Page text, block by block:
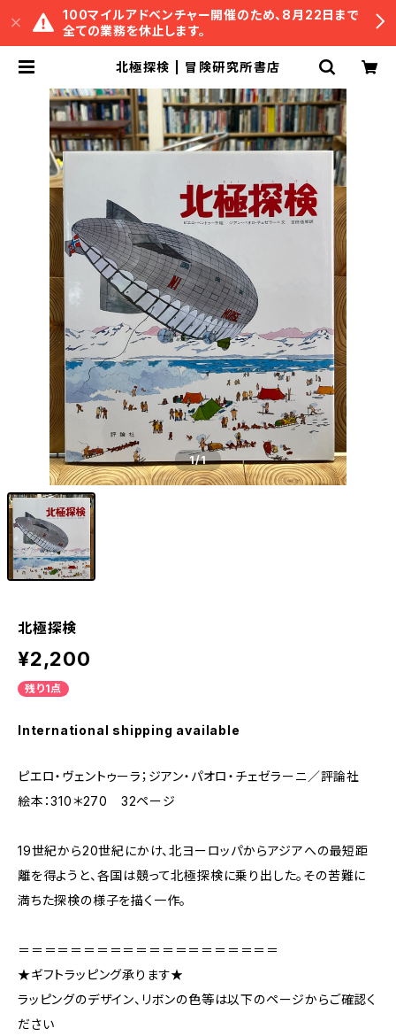
100マイルアドベンチャー開催のため、8月22日まで
全ての業務を休止します。
北極探検 | 冒険研究所書店
1/1
北極探検
¥2,200
残り1点
International shipping available
ピエロ・ヴェントゥーラ；ジアン・パオロ・チェゼラーニ／評論社
絵本：310＊270 32ページ
19世紀から20世紀にかけ、北ヨーロッパからアジアへの最短距
離を得ようと、各国は競って北極探検に乗り出した。その苦難に
満ちた探検の様子を描く一作。
＝＝＝＝＝＝＝＝＝＝＝＝＝＝＝＝＝＝＝＝
★ギフトラッピング承ります★
ラッピングのデザイン、リボンの色等は以下のページからご確認く
ださい